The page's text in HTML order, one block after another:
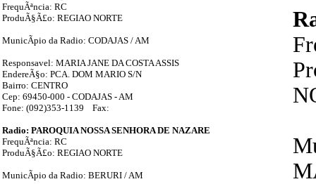
FrequÃªncia: RC
ProduÃ§Ã£o: REGIAO NORTE
MunicÃ­pio da Radio: CODAJAS / AM
Responsavel: MARIA JANE DA COSTA ASSIS
EndereÃ§o: PCA. DOM MARIO S/N
Bairro: CENTRO
Cep: 69450-000 - CODAJAS - AM
Fone: (092)353-1139 Fax:
Radio: PAROQUIA NOSSA SENHORA DE NAZARE
FrequÃªncia: RC
ProduÃ§Ã£o: REGIAO NORTE
MunicÃ­pio da Radio: BERURI / AM